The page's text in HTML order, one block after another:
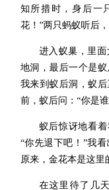
知所措时，身后一
花！”两只蚂蚁听后，
进入蚁巢，里
地洞，最后一个是蚁
我来到蚁后洞，蚁
前，蚁后问：“你是
蚁后惊讶地看
“你先退下吧！”我
原来，金花本是这里
在这里待了几